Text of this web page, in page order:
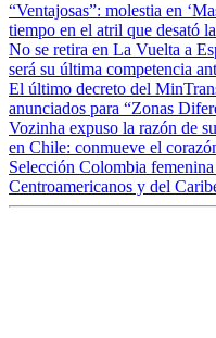
“Ventajosas”: molestia en
tiempo en el atril que desató
No se retira en La Vuelta a
será su última competencia
El último decreto del
anunciados para “Zonas
Vozinha expuso la razón de
en Chile: conmueve el
Selección Colombia
Centroamericanos y del